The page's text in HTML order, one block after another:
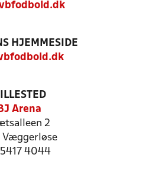
HJEMMESIDE
Arena
2
Væggerløse
5417 4044